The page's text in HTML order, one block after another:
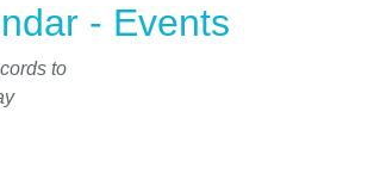
- Events
to